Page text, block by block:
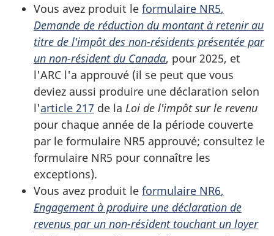
Vous avez produit le formulaire NR5,
Demande de réduction du montant à retenir au
titre de l'impôt des non-résidents présentée par
un non-résidentdu Canada, pour 2025, et
l'ARC l'a approuvé (il se peut que vous
deviez aussi produire une déclaration selon
l'article 217 de la Loi de l'impôt sur le revenu
pour chaque année de la période couverte
par le formulaire NR5 approuvé; consultez le
formulaire NR5 pour connaître les
exceptions).
Vous avez produit le formulaire NR6,
Engagement à produire une déclaration de
revenus par un non-résidenttouchant un loyer